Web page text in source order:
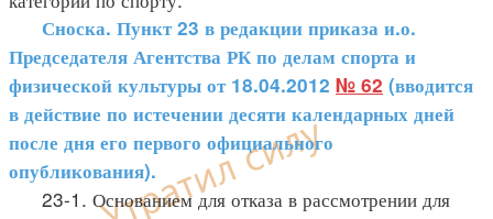
Сноска. Пункт 23 в редакции приказа и.о.
Председателя Агентства РК по делам спорта и
физической культуры от 18.04.2012 № 62 (вводится
в действие по истечении десяти календарных дней
после дня его первого официального
опубликования).
23-1. Основанием для отказа в рассмотрении для